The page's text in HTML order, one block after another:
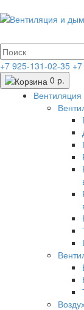
+7 925-131-02-35
0 р.
Вентиляция